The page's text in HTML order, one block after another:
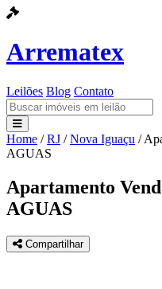
Arrematex
Leilões Blog Contato
Leilões
Blog
Contato
Home / RJ / Nova Iguaçu /
AGUAS
Apartamento
AGUAS
Compartilhar